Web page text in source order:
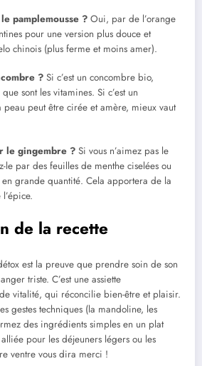
pamplemousse ? Oui, par de l’orange
pour une version plus douce et
chinois (plus ferme et moins amer).
? Si c’est un concombre bio,
sont les vitamines. Si c’est un
peut être cirée et amère, mieux vaut
le gingembre ? Si vous n’aimez pas le
le par des feuilles de menthe ciselées ou
grande quantité. Cela apportera de la
de la recette
est la preuve que prendre soin de son
triste. C’est une assiette
vitalité, qui réconcilie bien-être et plaisir.
gestes techniques (la mandoline, les
des ingrédients simples en un plat
pour les déjeuners légers ou les
ventre vous dira merci !